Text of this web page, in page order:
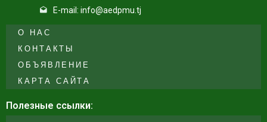
E-mail: info@aedpmu.tj
О НАС
КОНТАКТЫ
ОБЪЯВЛЕНИЕ
КАРТА САЙТА
Полезные ссылки: